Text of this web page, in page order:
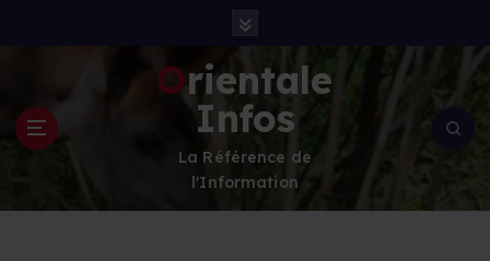
n
Orientale
Infos
La Référence de
l'Information